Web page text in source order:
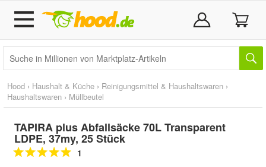
Hood › Haushalt & Küche › Reinigungsmittel & Haushaltswaren ›
Haushaltswaren › Müllbeutel
TAPIRA plus Abfallsäcke 70L Transparent
LDPE, 37my, 25 Stück
1